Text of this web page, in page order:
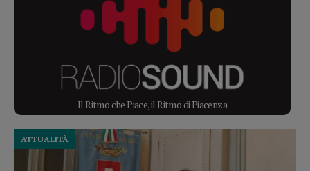
Il Ritmo che Piace, il Ritmo di Piacenza
ATTUALITÀ